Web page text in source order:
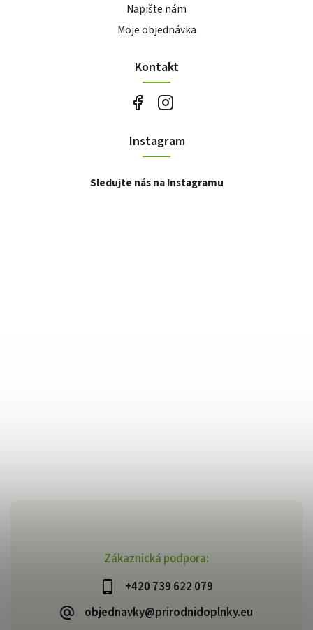
Zákaznická podpora:
+420 739 622 079
objednavky@prirodnidoplnky.eu
Napište nám
Moje objednávka
Kontakt
Instagram
Sledujte nás na Instagramu